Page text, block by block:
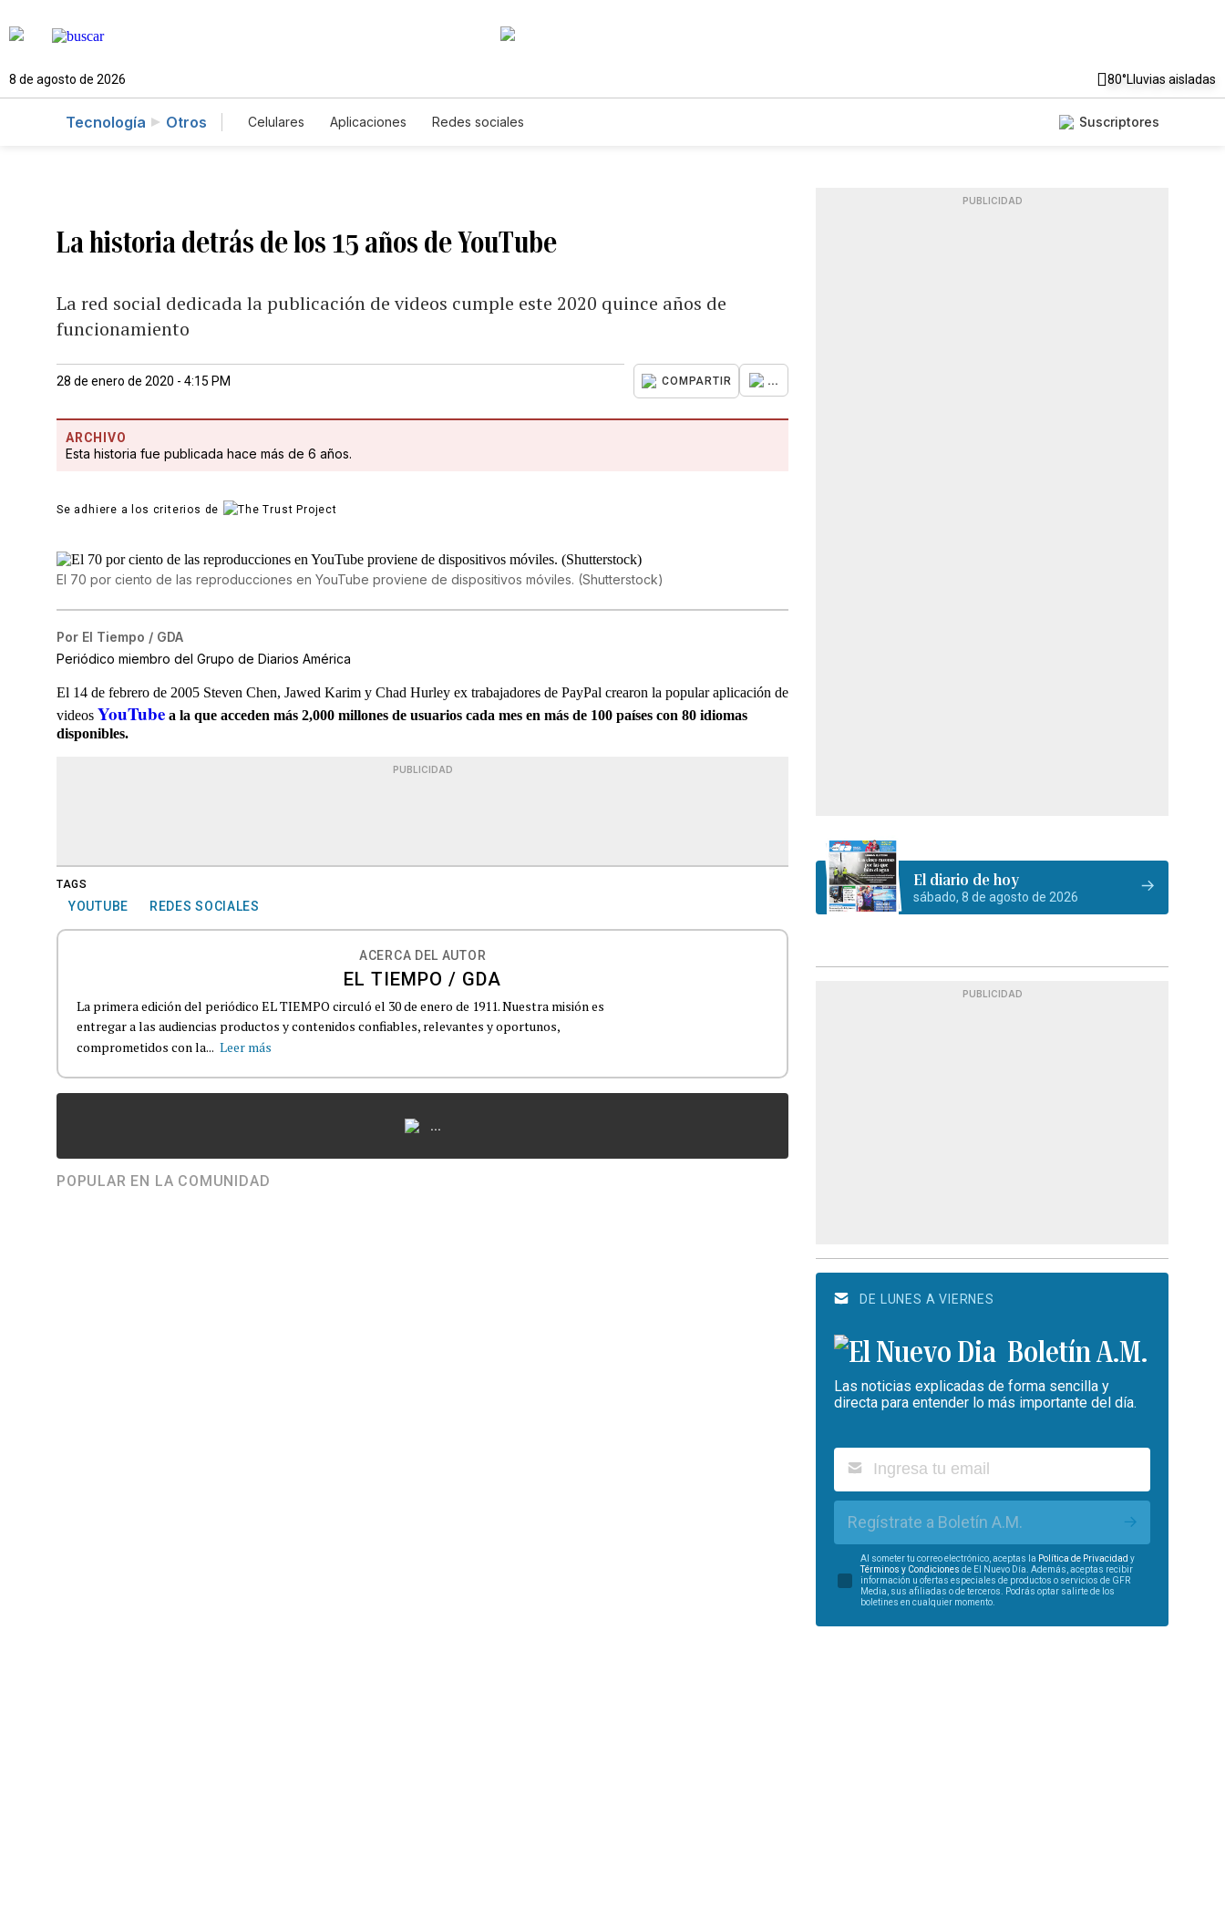
8 de agosto de 2026 80°Lluvias aisladas
Tecnología Otros Celulares Aplicaciones Redes sociales Suscriptores
La historia detrás de los 15 años de YouTube
La red social dedicada la publicación de videos cumple este 2020 quince años de
funcionamiento
28 de enero de 2020 - 4:15 PM COMPARTIR ...
ARCHIVO
Esta historia fue publicada hace más de 6 años.
Se adhiere a los criterios de
El 70 por ciento de las reproducciones en YouTube proviene de dispositivos móviles. (Shutterstock)
Por El Tiempo / GDA
Periódico miembro del Grupo de Diarios América
El 14 de febrero de 2005 Steven Chen, Jawed Karim y Chad Hurley ex trabajadores de PayPal crearon la popular aplicación de
videos YouTube a la que acceden más 2,000 millones de usuarios cada mes en más de 100 países con 80 idiomas
disponibles.
PUBLICIDAD
TAGS
YOUTUBE REDES SOCIALES
ACERCA DEL AUTOR
EL TIEMPO / GDA
La primera edición del periódico EL TIEMPO circuló el 30 de enero de 1911. Nuestra misión es
entregar a las audiencias productos y contenidos confiables, relevantes y oportunos,
comprometidos con la... Leer más
...
POPULAR EN LA COMUNIDAD
PUBLICIDAD
El diario de hoy
sábado, 8 de agosto de 2026
PUBLICIDAD
DE LUNES A VIERNES
Boletín A.M.
Las noticias explicadas de forma sencilla y
directa para entender lo más importante del día.
Regístrate a Boletín A.M.
Al someter tu correo electrónico, aceptas la Política de Privacidad y
Términos y Condiciones de El Nuevo Día. Además, aceptas recibir
información u ofertas especiales de productos o servicios de GFR
Media, sus afiliadas o de terceros. Podrás optar salirte de los
boletines en cualquier momento.